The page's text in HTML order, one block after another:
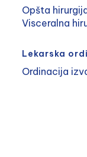
Opšta
Visceralna
Lekarska
Ordinacija